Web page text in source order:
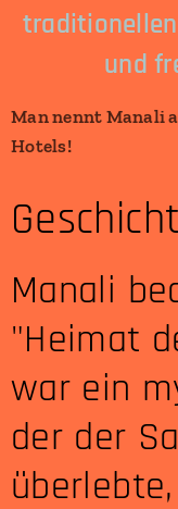
und
Man nennt Manali
Hotels!
Manali
"Heimat
war ein
der der